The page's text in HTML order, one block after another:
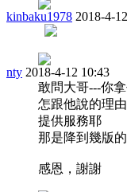
kinbaku1978 2018-4-
nty 2018-4-12 10:43
敢問大哥---你
怎跟他說的理
提供服務耶
那是降到幾版
感恩，謝謝